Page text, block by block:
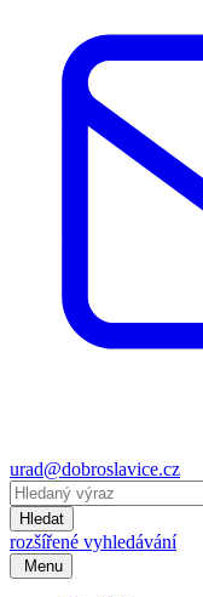
urad@dobroslavice.cz
Hledat
rozšířené vyhledávání
Menu